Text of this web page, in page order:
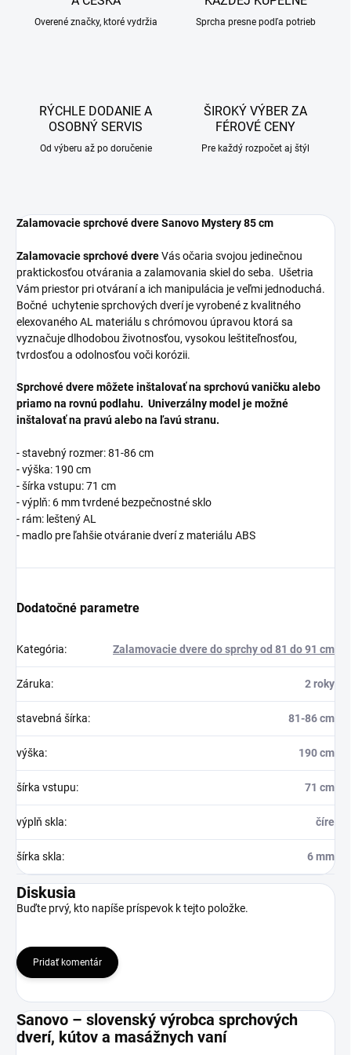
Overené značky, ktoré vydržia Sprcha presne podľa potrieb
RÝCHLE DODANIE A
OSOBNÝ SERVIS
Od výberu až po doručenie
ŠIROKÝ VÝBER ZA
FÉROVÉ CENY
Pre každý rozpočet aj štýl
Zalamovacie sprchové dvere Sanovo Mystery 85 cm
Zalamovacie sprchové dvereVás očaria svojou jedinečnou
praktickosťou otvárania a zalamovania skiel do seba. Ušetria
Vám priestor pri otváraní a ich manipulácia je veľmi jednoduchá.
Bočné uchytenie sprchových dverí je vyrobené z kvalitného
elexovaného AL materiálu s chrómovou úpravou ktorá sa
vyznačuje dlhodobou životnosťou, vysokou leštiteľnosťou,
tvrdosťou a odolnosťou voči korózii.
Sprchové dvere môžete inštalovať na sprchovú vaničku alebo
priamo na rovnú podlahu. Univerzálny model je možné
inštalovať na pravú alebo na ľavú stranu.
- stavebný rozmer: 81-86 cm
- výška: 190 cm
- šírka vstupu: 71 cm
- výplň: 6 mm tvrdené bezpečnostné sklo
- rám: leštený AL
- madlo pre ľahšie otváranie dverí z materiálu ABS
Dodatočné parametre
Kategória: Zalamovacie dvere do sprchy od 81 do 91 cm
Záruka: 2 roky
stavebná šírka: 81-86 cm
výška: 190 cm
šírka vstupu: 71 cm
výplň skla: číre
šírka skla: 6 mm
Diskusia
Buďte prvý, kto napíše príspevok k tejto položke.
Pridať komentár
Sanovo – slovenský výrobca sprchových
dverí, kútov a masážnych vaní